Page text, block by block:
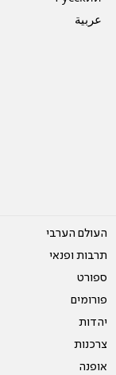
عربية
העולם הערבי
תרבות ופנאי
ספורט
פורומים
יהדות
צרכנות
אופנה